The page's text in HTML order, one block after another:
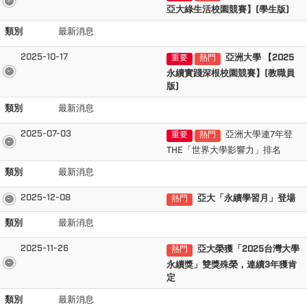
亞大綠生活校園競賽】(學生版)
類別
最新消息
2025-10-17 重要 熱門
亞洲大學 【2025
永續實踐深根校園競賽】(教職員
版)
類別
最新消息
2025-07-03 重要 熱門
亞洲大學連7年登
THE「世界大學影響力」排名
類別
最新消息
2025-12-08 熱門 亞大「永續學習月」登場
類別 最新消息
2025-11-26 熱門
亞大榮獲「2025台灣大學
永續獎」雙獎殊榮，連續3年獲肯
定
類別
最新消息